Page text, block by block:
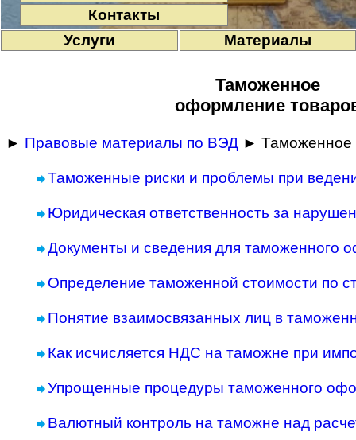
Контакты
Услуги
Материалы
Таможенное
оформление
► Правовые материалы по ВЭД ► Таможенное
Таможенные риски и проблемы при
Юридическая ответственность за
Документы и сведения для таможенного
Определение таможенной стоимости по
Понятие взаимосвязанных лиц в
Как исчисляется НДС на таможне при
Упрощенные процедуры таможенного
Валютный контроль на таможне над